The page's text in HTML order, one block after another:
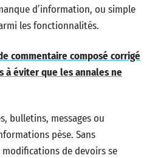
d’information, ou simple
les fonctionnalités.
commentaire composé corrigé
à éviter que les annales ne
bulletins, messages ou
pèse. Sans
de devoirs se